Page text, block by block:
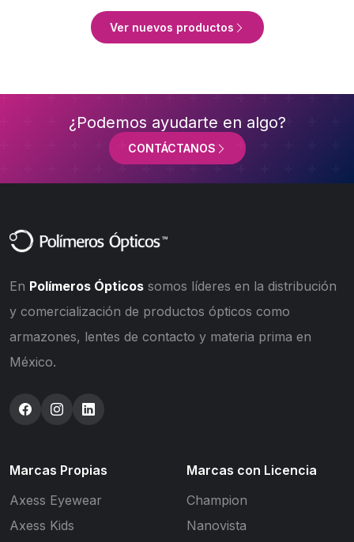
Ver nuevos productos
¿Podemos ayudarte en algo?
CONTÁCTANOS
En Polímeros Ópticos somos líderes en la distribución
y comercialización de productos ópticos como
armazones, lentes de contacto y materia prima en
México.
Marcas Propias
Axess Eyewear
Axess Kids
Marcas con Licencia
Champion
Nanovista